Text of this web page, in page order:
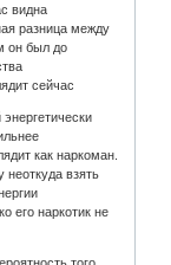
видна
разница между
он был до
сейчас
энергетически
как наркоман.
неоткуда взять
его наркотик не
того,